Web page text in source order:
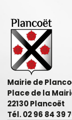
Mairie de
Place de la
22130 Plancoët
Tél. 02 96 84 39